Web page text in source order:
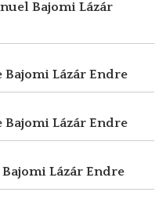
Bajomi Lázár
Bajomi Lázár Endre
Bajomi Lázár Endre
Bajomi Lázár Endre